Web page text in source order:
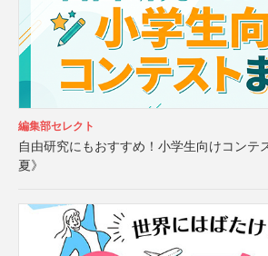
編集部セレクト
自由研究にもおすすめ！小学生向けコンテ
夏》